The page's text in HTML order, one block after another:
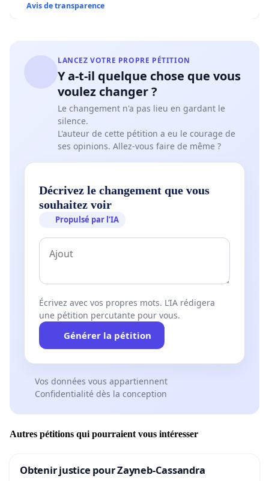
Avis de transparence
LANCEZ VOTRE PROPRE PÉTITION
Y a-t-il quelque chose que vous
voulez changer ?
Le changement n'a pas lieu en gardant le
silence.
L'auteur de cette pétition a eu le courage de
ses opinions. Allez-vous faire de même ?
Décrivez le changement que vous
souhaitez voir
Propulsé par l’IA
Écrivez avec vos propres mots. L’IA rédigera
une pétition percutante pour vous.
Générer la pétition
Vos données vous appartiennent
Confidentialité dès la conception
Autres pétitions qui pourraient vous intéresser
Obtenir justice pour Zayneb-Cassandra